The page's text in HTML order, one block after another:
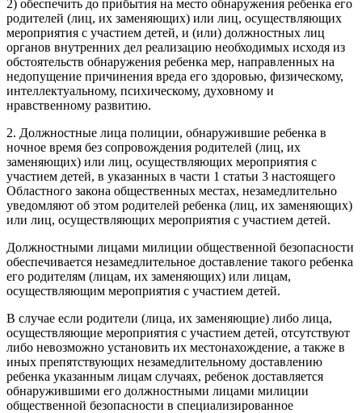
2) обеспечить до прибытия на место обнаружения ребенка его
родителей (лиц, их заменяющих) или лиц, осуществляющих
мероприятия с участием детей, и (или) должностных лиц
органов внутренних дел реализацию необходимых исходя из
обстоятельств обнаружения ребенка мер, направленных на
недопущение причинения вреда его здоровью, физическому,
интеллектуальному, психическому, духовному и
нравственному развитию.
2. Должностные лица полиции, обнаружившие ребенка в
ночное время без сопровождения родителей (лиц, их
заменяющих) или лиц, осуществляющих мероприятия с
участием детей, в указанных в части 1 статьи 3 настоящего
Областного закона общественных местах, незамедлительно
уведомляют об этом родителей ребенка (лиц, их заменяющих)
или лиц, осуществляющих мероприятия с участием детей.
Должностными лицами милиции общественной безопасности
обеспечивается незамедлительное доставление такого ребенка
его родителям (лицам, их заменяющих) или лицам,
осуществляющим мероприятия с участием детей.
В случае если родители (лица, их заменяющие) либо лица,
осуществляющие мероприятия с участием детей, отсутствуют
либо невозможно установить их местонахождение, а также в
иных препятствующих незамедлительному доставлению
ребенка указанным лицам случаях, ребенок доставляется
обнаружившими его должностными лицами милиции
общественной безопасности в специализированное